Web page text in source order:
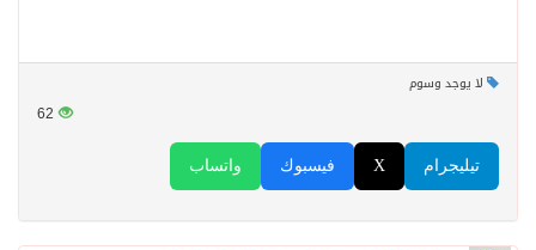
لا يوجد وسوم
62
واتساب فيسبوك X تيليجرام